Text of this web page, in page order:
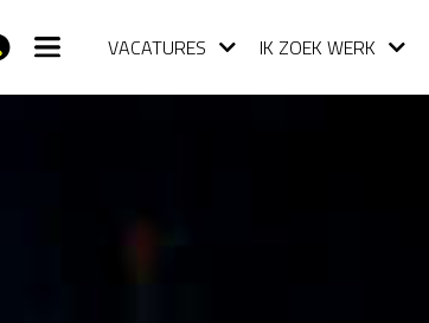
VACATURES IK ZOEK WERK